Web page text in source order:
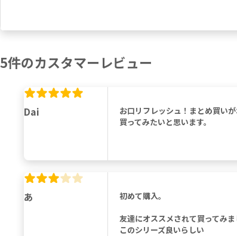
5件のカスタマーレビュー
Dai
お口リフレッシュ！まとめ買い
買ってみたいと思います。
あ
初めて購入。
友達にオススメされて買ってみま
このシリーズ良いらしい